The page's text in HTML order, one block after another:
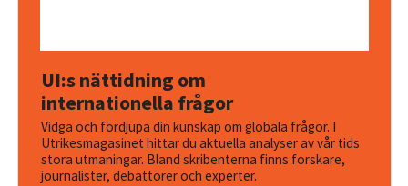
UI:s nättidning om
internationella frågor
Vidga och fördjupa din kunskap om globala frågor. I
Utrikesmagasinet hittar du aktuella analyser av vår tids
stora utmaningar. Bland skribenterna finns forskare,
journalister, debattörer och experter.